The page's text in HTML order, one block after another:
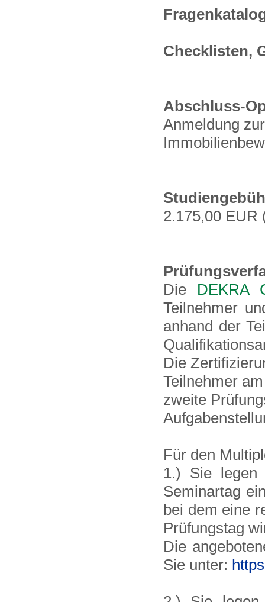
Checklisten,
Abschluss-
Anmeldung
2.175,00 EUR
Die DEKRA
Teilnehmer
anhand der
Die
Teilnehmer
zweite
Für den
1.) Sie legen
Seminartag
bei dem eine
Prüfungstag
Die
Sie unter: